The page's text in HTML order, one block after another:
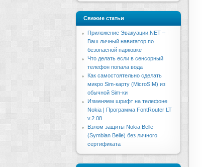
Свежие статьи
Приложение Эвакуации.NET –
Ваш личный навигатор по
безопасной парковке
Что делать если в сенсорный
телефон попала вода
Как самостоятельно сделать
микро Sim-карту (MicroSIM) из
обычной Sim-ки
Изменяем шрифт на телефоне
Nokia | Программа FontRouter LT
v.2.08
Взлом защиты Nokia Belle
(Symbian Belle) без личного
сертификата